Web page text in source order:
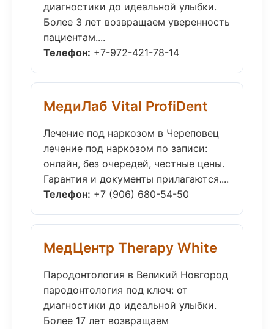
диагностики до идеальной улыбки.
Более 3 лет возвращаем уверенность
пациентам....
Телефон: +7-972-421-78-14
МедиЛаб Vital ProfiDent
Лечение под наркозом в Череповец
лечение под наркозом по записи:
онлайн, без очередей, честные цены.
Гарантия и документы прилагаются....
Телефон: +7 (906) 680-54-50
МедЦентр Therapy White
Пародонтология в Великий Новгород
пародонтология под ключ: от
диагностики до идеальной улыбки.
Более 17 лет возвращаем